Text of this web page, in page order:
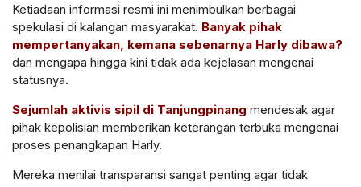
Ketiadaan informasi resmi ini menimbulkan berbagai
spekulasi di kalangan masyarakat. Banyak pihak
mempertanyakan, kemana sebenarnya Harly dibawa?
dan mengapa hingga kini tidak ada kejelasan mengenai
statusnya.
Sejumlah aktivis sipil di Tanjungpinang mendesak agar
pihak kepolisian memberikan keterangan terbuka mengenai
proses penangkapan Harly.
Mereka menilai transparansi sangat penting agar tidak